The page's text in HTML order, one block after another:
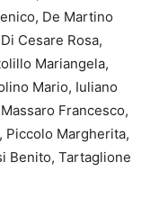
De Martino
Cesare Rosa,
Mariangela,
Mario, Iuliano
Francesco,
Piccolo Margherita,
Benito, Tartaglione